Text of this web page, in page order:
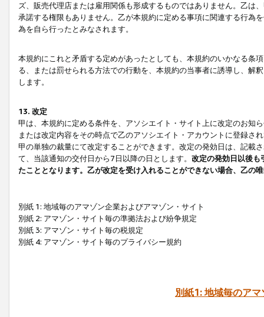
ズ、販売代理店または雇用関係も形成するものではありません。乙は
承諾する権限もありません。乙が本規約に定める事項に関連する行為
為を自ら行ったとみなされます。
本規約にこれと矛盾する定めがあったとしても、本規約のいかなる条
る、または罰せられる方法での行動を、本規約の当事者に誘導し、解
します。
13. 改定
甲は、本規約に定める条件を、アソシエイト・サイト上に改定のお知
または改定内容をその時点で乙のアソシエイト・アカウントに登録さ
甲の単独の裁量にて改定することができます。改定の発効日は、記載
て、当該通知の交付日から7日以降の日とします。 改定の発効日以後も
たこととなります。乙が改定を受け入れることができない場合、乙の
別紙 1: 地域毎のアマゾン企業およびアマゾン・サイト
別紙 2: アマゾン・サイト毎の準拠法および紛争規定
別紙 3: アマゾン・サイト毎の税規定
別紙 4: アマゾン・サイト毎のプライバシー規約
別紙1: 地域毎のア